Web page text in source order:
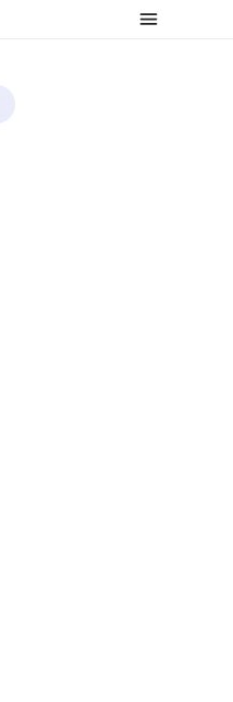
Comparer les mutuelles